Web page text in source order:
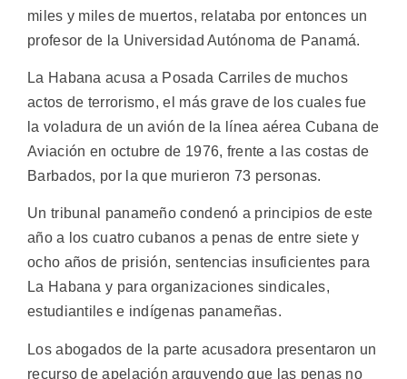
miles y miles de muertos, relataba por entonces un
profesor de la Universidad Autónoma de Panamá.
La Habana acusa a Posada Carriles de muchos
actos de terrorismo, el más grave de los cuales fue
la voladura de un avión de la línea aérea Cubana de
Aviación en octubre de 1976, frente a las costas de
Barbados, por la que murieron 73 personas.
Un tribunal panameño condenó a principios de este
año a los cuatro cubanos a penas de entre siete y
ocho años de prisión, sentencias insuficientes para
La Habana y para organizaciones sindicales,
estudiantiles e indígenas panameñas.
Los abogados de la parte acusadora presentaron un
recurso de apelación arguyendo que las penas no